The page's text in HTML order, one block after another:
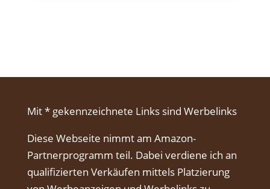
Mit * gekennzeichnete Links sind Werbelinks
Diese Webseite nimmt am Amazon-
Partnerprogramm teil. Dabei verdiene ich an
qualifizierten Verkäufen mittels Platzierung